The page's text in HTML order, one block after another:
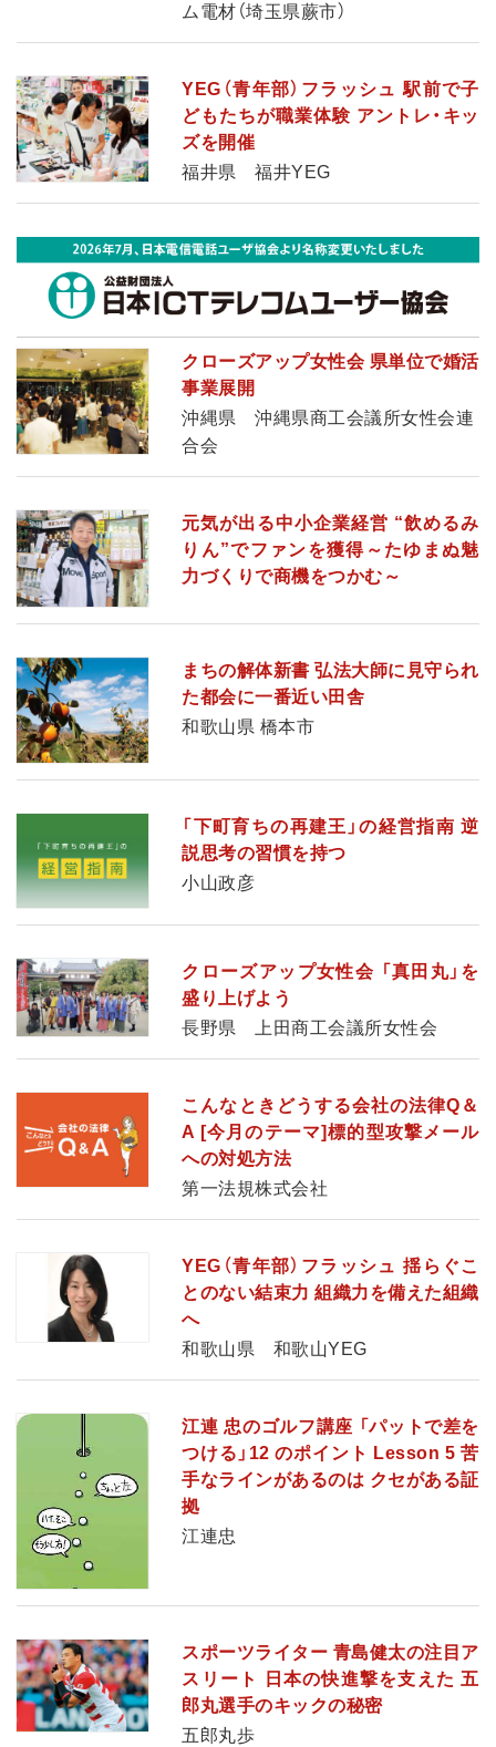
ム電材（埼玉県蕨市）
YEG（青年部）フラッシュ 駅前で子
どもたちが職業体験 アントレ・キッ
ズを開催
福井県 福井YEG
クローズアップ女性会 県単位で婚活
事業展開
沖縄県 沖縄県商工会議所女性会連
合会
元気が出る中小企業経営 “飲めるみ
りん”でファンを獲得～たゆまぬ魅
力づくりで商機をつかむ～
まちの解体新書 弘法大師に見守られ
た都会に一番近い田舎
和歌山県 橋本市
「下町育ちの再建王」の経営指南 逆
説思考の習慣を持つ
小山政彦
クローズアップ女性会 「真田丸」を
盛り上げよう
長野県 上田商工会議所女性会
こんなときどうする会社の法律Q＆
A [今月のテーマ]標的型攻撃メール
への対処方法
第一法規株式会社
YEG（青年部）フラッシュ 揺らぐこ
とのない結束力 組織力を備えた組織
へ
和歌山県 和歌山YEG
江連 忠のゴルフ講座 「パットで差を
つける」12 のポイント Lesson 5 苦
手なラインがあるのは クセがある証
拠
江連忠
スポーツライター 青島健太の注目ア
スリート 日本の快進撃を支えた 五
郎丸選手のキックの秘密
五郎丸歩